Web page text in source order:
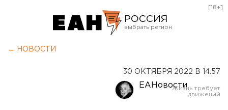
РОССИЯ
Оренбург
[18+]
← НОВОСТИ
30 ОКТЯБРЯ 2022 В 14:57
ЕАНовости